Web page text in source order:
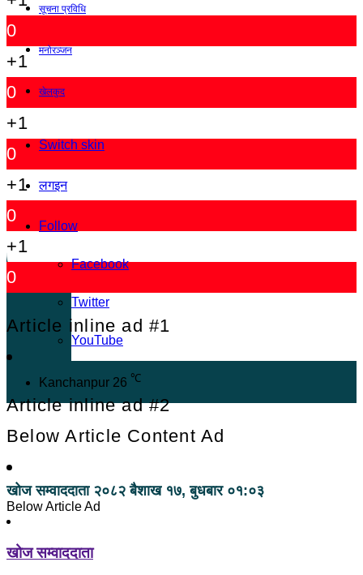
सूचना प्रविधि
मनोरञ्जन
खेलकुद
Switch skin
लगइन
Follow
Facebook
Twitter
YouTube
Kanchanpur 26 ℃
0
+1
0
+1
0
+1
0
+1
0
Article inline ad #1
Article inline ad #2
Below Article Content Ad
खोज सम्वाददाता २०८२ बैशाख १७, बुधबार ०१:०३
Below Article Ad
खोज सम्वाददाता